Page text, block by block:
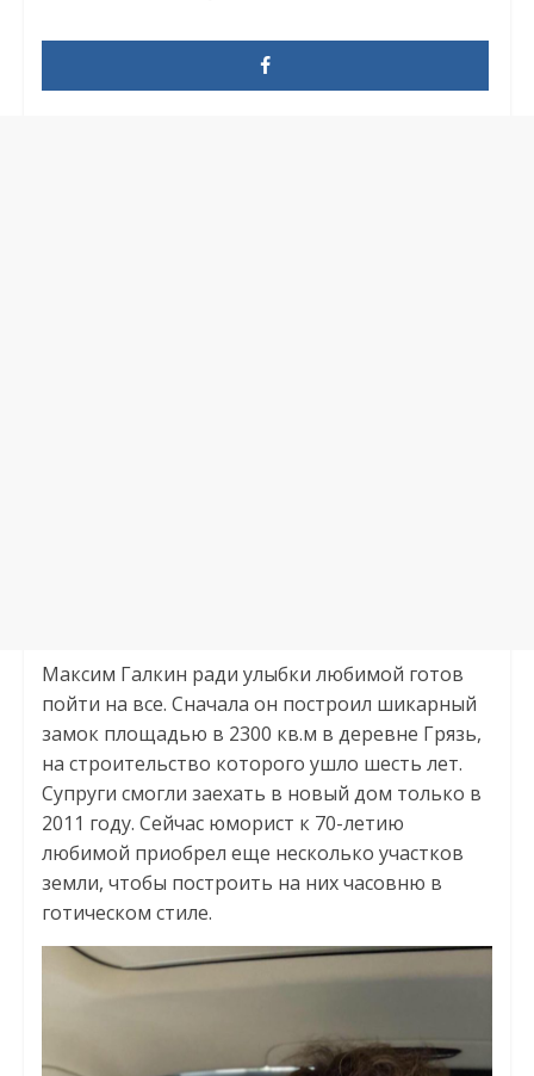
Максим Галкин ради улыбки любимой готов
пойти на все. Сначала он построил шикарный
замок площадью в 2300 кв.м в деревне Грязь,
на строительство которого ушло шесть лет.
Супруги смогли заехать в новый дом только в
2011 году. Сейчас юморист к 70-летию
любимой приобрел еще несколько участков
земли, чтобы построить на них часовню в
готическом стиле.